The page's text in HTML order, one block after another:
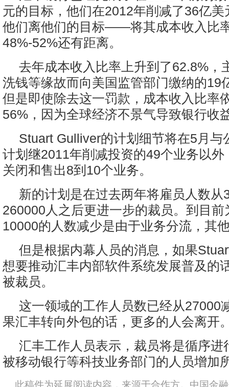
元的目标，他们在2012年削减了36亿
他们离他们的目标——将其成本收入比
48%-52%还有距离。
去年成本收入比率上升到了62.8%，
洗钱等缘故而向美国监管部门缴纳的19
但是即使除去这一罚款，成本收入比率
56%，因为全球经济不景气导致银行收
Stuart Gulliver的计划细节将在5月与
计划继2011年削减投资的49个业务以外
关闭和售出8到10个业务。
新的计划是在过去两年将雇员人数从
260000人之后更进一步的裁员。到目前
10000的人数减少是由于业务分流，其
但是根据内幕人员的消息，如果
想要推动汇丰内部软件系统发展普及的
被裁员。
这一领域的工作人员数已经从27000
果汇丰转向外包的话，更多的人会离开
汇丰工作人员表示，裁员将是循序进
被移动银行等科技业务部门的人员增加
此稿件为延展阅读内容，来源于合作方。中国金